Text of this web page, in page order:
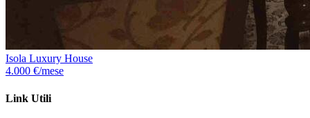
Isola Luxury House
4.000 €/mese
Link Utili